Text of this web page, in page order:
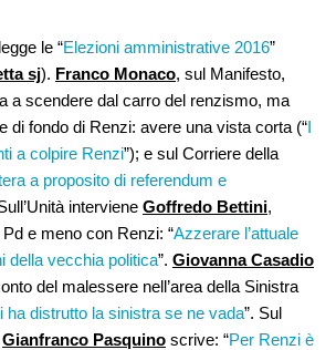
le “Elezioni amministrative 2016”
sj). Franco Monaco, sul Manifesto,
a scendere dal carro del renzismo, ma
di fondo di Renzi: avere una vista corta (“I
a colpire Renzi”); e sul Corriere della
a proposito di referendum e
interviene Goffredo Bettini,
e meno con Renzi: “Azzerare l’attuale
della vecchia politica”. Giovanna Casadio
del malessere nell’area della Sinistra
ha distrutto la sinistra se ne vada”. Sul
Gianfranco Pasquino scrive: “Per Renzi è